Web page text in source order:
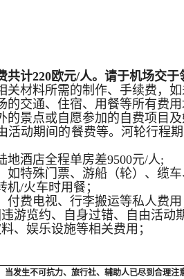
计220欧元/人。请于机场交于
材料所需的制作、手续费，
交通、住宿、用餐等所有费用
的景点或自愿参加的自费项目
活动期间的餐费等。河轮行程
地酒店全程单房差9500元/人;
特殊门票、游船（轮）、缆车
/火车时用餐；
付费电视、行李搬运等私人费
游览约、自身过错、自由活动
、娱乐设施等相关费用；
当发生不可抗力、旅行社、辅助人已尽到合理